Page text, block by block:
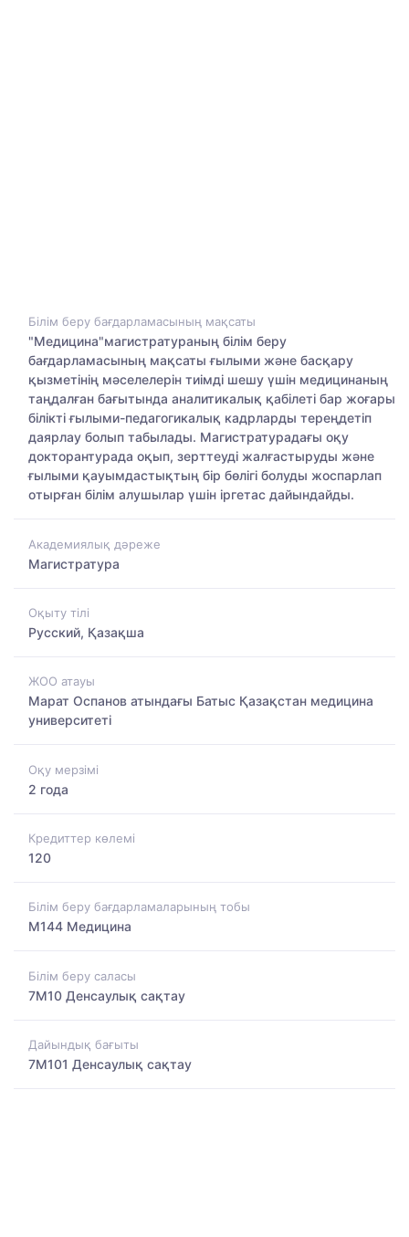
Білім беру бағдарламасының мақсаты
"Медицина"магистратураның білім беру
бағдарламасының мақсаты ғылыми және басқару
қызметінің мәселелерін тиімді шешу үшін медицинаның
таңдалған бағытында аналитикалық қабілеті бар жоғары
білікті ғылыми-педагогикалық кадрларды тереңдетіп
даярлау болып табылады. Магистратурадағы оқу
докторантурада оқып, зерттеуді жалғастыруды және
ғылыми қауымдастықтың бір бөлігі болуды жоспарлап
отырған білім алушылар үшін іргетас дайындайды.
Академиялық дәреже
Магистратура
Оқыту тілі
Русский, Қазақша
ЖОО атауы
Марат Оспанов атындағы Батыс Қазақстан медицина
университеті
Оқу мерзімі
2 года
Кредиттер көлемі
120
Білім беру бағдарламаларының тобы
M144 Медицина
Білім беру саласы
7M10 Денсаулық сақтау
Дайындық бағыты
7M101 Денсаулық сақтау